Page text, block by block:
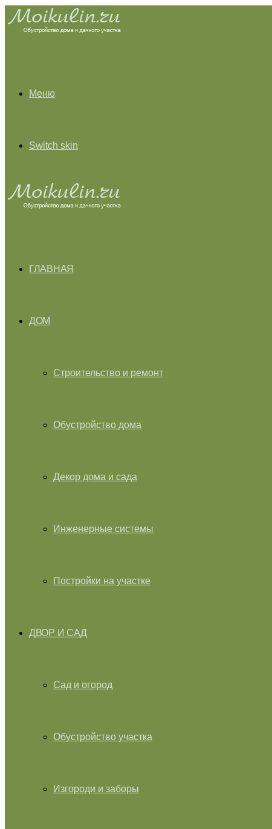
Меню
Switch skin
ГЛАВНАЯ
ДОМ
Строительство и ремонт
Обустройство дома
Декор дома и сада
Инженерные системы
Постройки на участке
ДВОР И САД
Сад и огород
Обустройство участка
Изгороди и заборы